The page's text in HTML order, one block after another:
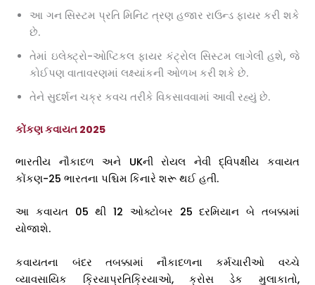
આ ગન સિસ્ટમ પ્રતિ મિનિટ ત્રણ હજાર રાઉન્ડ ફાયર કરી શકે
છે.
તેમાં ઇલેક્ટ્રો-ઓપ્ટિકલ ફાયર કંટ્રોલ સિસ્ટમ લાગેલી હશે, જે
કોઈપણ વાતાવરણમાં લક્ષ્યાંકની ઓળખ કરી શકે છે.
તેને સુદર્શન ચક્ર કવચ તરીકે વિકસાવવામાં આવી રહ્યું છે.
કોંકણ કવાયત 2025
ભારતીય નૌકાદળ અને UKની રોયલ નેવી દ્વિપક્ષીય કવાયત
કોંકણ-25 ભારતના પશ્ચિમ કિનારે શરૂ થઈ હતી.
આ કવાયત 05 થી 12 ઓક્ટોબર 25 દરમિયાન બે તબક્કામાં
યોજાશે.
કવાયતના બંદર તબક્કામાં નૌકાદળના કર્મચારીઓ વચ્ચે
વ્યાવસાયિક ક્રિયાપ્રતિક્રિયાઓ, ક્રોસ ડેક મુલાકાતો,